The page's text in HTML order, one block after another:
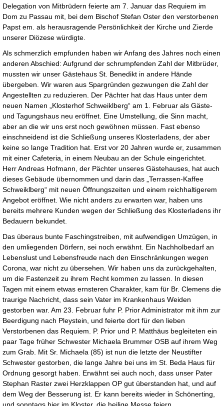
Delegation von Mitbrüdern feierte am 7. Januar das Requiem im
Dom zu Passau mit, bei dem Bischof Stefan Oster den verstorbenen
Papst em. als herausragende Persönlichkeit der Kirche und Zierde
unserer Diözese würdigte.
Als schmerzlich empfunden haben wir Anfang des Jahres noch einen
anderen Abschied: Aufgrund der schrumpfenden Zahl der Mitbrüder,
mussten wir unser Gästehaus St. Benedikt in andere Hände
übergeben. Wir waren aus Spargründen gezwungen die Zahl der
Angestellten zu reduzieren. Der Pächter hat das Haus unter dem
neuen Namen „Klosterhof Schweiklberg“ am 1. Februar als Gäste-
und Tagungshaus neu eröffnet. Eine Umstellung, die Sinn macht,
aber an die wir uns erst noch gewöhnen müssen. Fast ebenso
einschneidend ist die Schließung unseres Klosterladens, der aber
keine so lange Tradition hat. Erst vor 20 Jahren wurde er, zusammen
mit einer Cafeteria, in einem Neubau an der Schule eingerichtet.
Herr Andreas Hofmann, der Pächter unseres Gästehauses, hat auch
dieses Gebäude übernommen und darin das „Terrassen-Kaffee
Schweiklberg“ mit neuen Öffnungszeiten und einem reichhaltigerem
Angebot eröffnet. Wie nicht anders zu erwarten war, haben uns
bereits mehrere Kunden wegen der Schließung des Klosterladens ihr
Bedauern bekundet.
Das überaus bunte Faschingstreiben, mit aufwendigen Umzügen, in
den umliegenden Dörfern, sei noch erwähnt. Ein Nachholbedarf an
Lebenslust und Lebensfreude nach den Einschränkungen wegen
Corona, war nicht zu übersehen. Wir haben uns da zurückgehalten,
um die Fastenzeit zu ihrem Recht kommen zu lassen. In diesen
Tagen mit einem etwas ernsteren Charakter, kam für Br. Clemens die
traurige Nachricht, dass sein Vater im Krankenhaus Weiden
gestorben war. Am 23. Februar fuhr P. Prior Administrator mit ihm zur
Beerdigung nach Pleystein, und feierte dort für den lieben
Verstorbenen das Requiem. P. Prior und P. Matthäus begleiteten ein
paar Tage früher Schwester Michaela Brummer OSB auf ihrem Weg
zum Grab. Mit Sr. Michaela (85) ist nun die letzte der Neustifter
Schwester gestorben, die lange Jahre bei uns im St. Beda Haus für
Ordnung gesorgt haben. Erwähnt sei auch noch, dass unser Pater
Stephan Raster zwei Herzklappen OP gut überstanden hat, und auf
dem Weg der Besserung ist. Er kann bereits wieder in Schönerting,
und sonntags hier im Kloster, die heilige Messe feiern.